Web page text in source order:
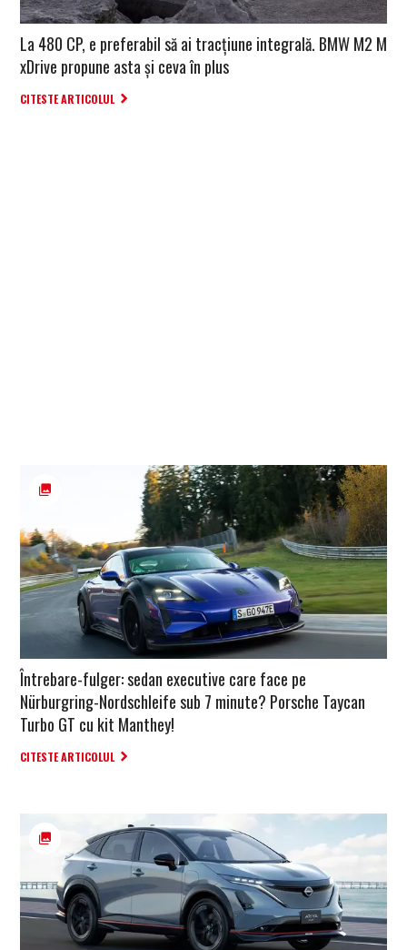
La 480 CP, e preferabil să ai tracțiune integrală. BMW M2 M
xDrive propune asta și ceva în plus
CITESTE ARTICOLUL
Întrebare-fulger: sedan executive care face pe
Nürburgring-Nordschleife sub 7 minute? Porsche Taycan
Turbo GT cu kit Manthey!
CITESTE ARTICOLUL